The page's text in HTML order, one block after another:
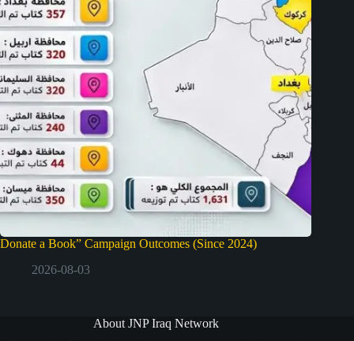
Donate a Book” Campaign Outcomes (Since 2024)
2026-08-03
About JNP Iraq Network